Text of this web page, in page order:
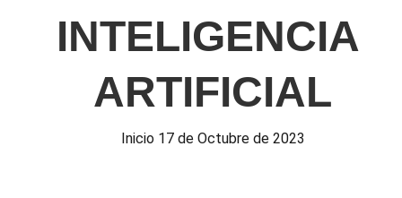
INTELIGENCIA
ARTIFICIAL
Inicio 17 de Octubre de 2023